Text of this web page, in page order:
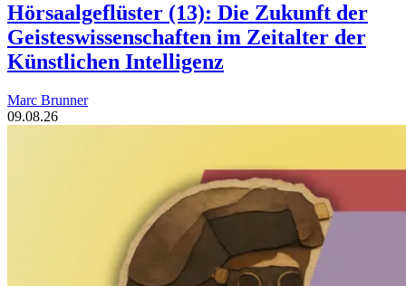
Hörsaalgeflüster (13): Die Zukunft der
Geisteswissenschaften im Zeitalter der
Künstlichen Intelligenz
Marc Brunner
09.08.26